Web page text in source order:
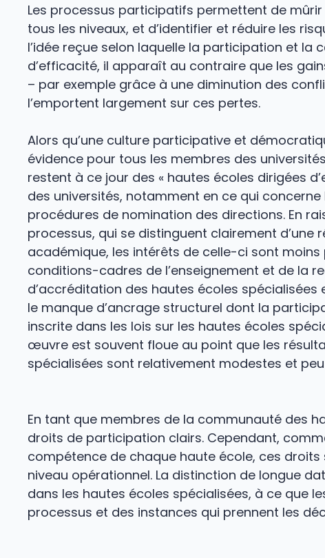
Les processus participatifs permettent de
tous les niveaux, et d’identifier et réduire les
l’idée reçue selon laquelle la participation et la
d’efficacité, il apparaît au contraire que les
– par exemple grâce à une diminution des
l’emportent largement sur ces pertes.
Alors qu’une culture participative et
évidence pour tous les membres des
restent à ce jour des « hautes écoles dirigées
des universités, notamment en ce qui
procédures de nomination des directions. En
processus, qui se distinguent clairement
académique, les intérêts de celle-ci sont
conditions-cadres de l’enseignement et de la
d’accréditation des hautes écoles
le manque d’ancrage structurel dont la
inscrite dans les lois sur les hautes écoles
œuvre est souvent floue au point que les
spécialisées sont relativement modestes et
En tant que membres de la communauté des
droits de participation clairs. Cependant,
compétence de chaque haute école, ces
niveau opérationnel. La distinction de longue
dans les hautes écoles spécialisées, à ce que
processus et des instances qui prennent les